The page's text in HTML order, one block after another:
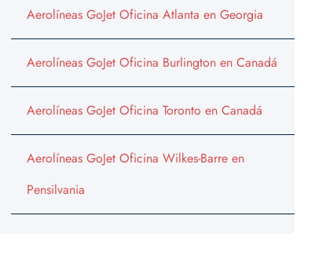
Aerolíneas GoJet Oficina Atlanta en Georgia
Aerolíneas GoJet Oficina Burlington en Canadá
Aerolíneas GoJet Oficina Toronto en Canadá
Aerolíneas GoJet Oficina Wilkes-Barre en
Pensilvania